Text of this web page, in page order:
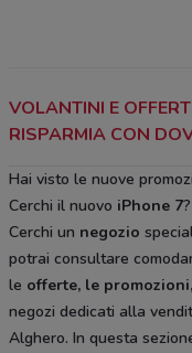
VOLANTINI E
RISPARMIA CON
Hai visto le nuove
Cerchi il nuovo iPhone 7
Cerchi un negozio
potrai consultare
le offerte, le
negozi dedicati alla
Alghero. In questa